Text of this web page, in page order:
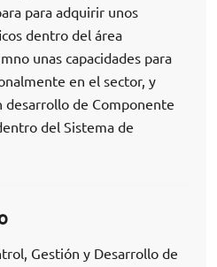
para adquirir unos
dentro del área
unas capacidades para
en el sector, y
desarrollo de Componente
del Sistema de
Gestión y Desarrollo de